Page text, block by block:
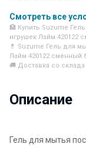
Смотреть все
🏥 Купить Suzume
игрушек Лайм 420122
💊 Suzume Гель для
Лайм 420122 сменный
🚚 Доставка со
Описание
Гель для мытья